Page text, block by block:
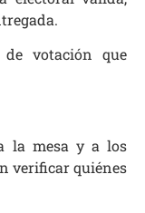
votación que
la mesa y a los
verificar quiénes